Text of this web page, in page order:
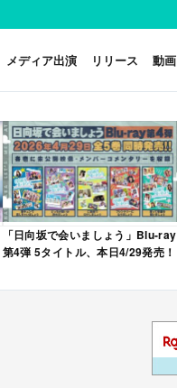
メディア出演 リリース 動画
「日向坂で会いましょう」Blu-ray
第4弾 5タイトル、本日4/29発売！